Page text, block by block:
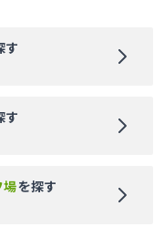
す
す
場を探す